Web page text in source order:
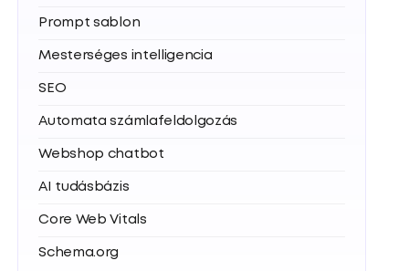
Prompt sablon
Mesterséges intelligencia
SEO
Automata számlafeldolgozás
Webshop chatbot
AI tudásbázis
Core Web Vitals
Schema.org